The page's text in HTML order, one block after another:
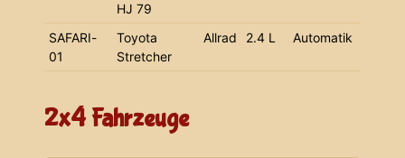
HJ 79
SAFARI-
01
Toyota
Stretcher
Allrad 2.4 L Automatik
2x4 Fahrzeuge